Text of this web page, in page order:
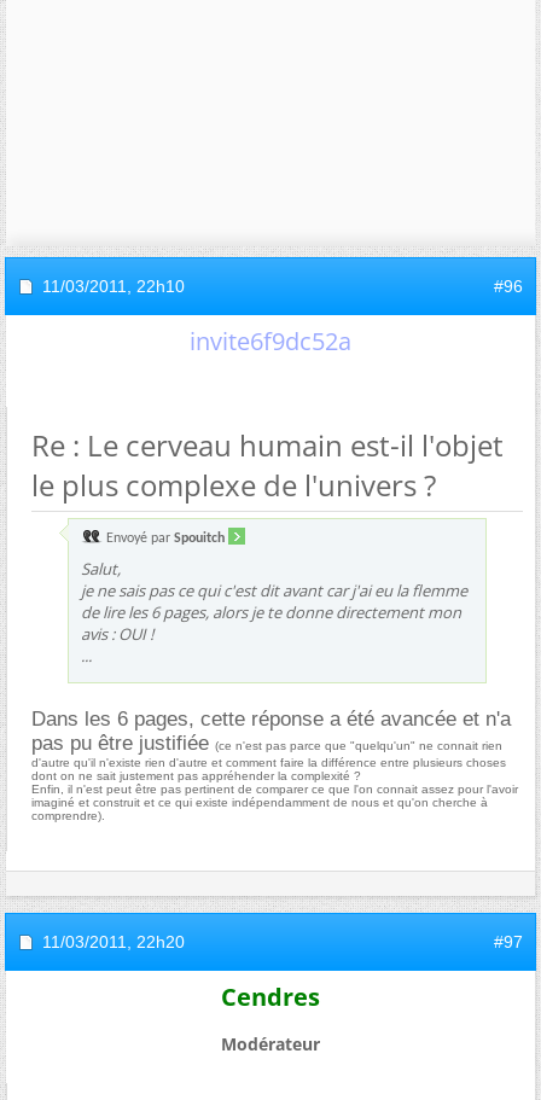
11/03/2011, 22h10 #96
invite6f9dc52a
Re : Le cerveau humain est-il l'objet
le plus complexe de l'univers ?
Envoyé par Spouitch
Salut,
je ne sais pas ce qui c'est dit avant car j'ai eu la flemme
de lire les 6 pages, alors je te donne directement mon
avis : OUI !
...
Dans les 6 pages, cette réponse a été avancée et n'a
pas pu être justifiée (ce n'est pas parce que "quelqu'un" ne connait rien
d'autre qu'il n'existe rien d'autre et comment faire la différence entre plusieurs choses
dont on ne sait justement pas appréhender la complexité ?
Enfin, il n'est peut être pas pertinent de comparer ce que l'on connait assez pour l'avoir
imaginé et construit et ce qui existe indépendamment de nous et qu'on cherche à
comprendre).
11/03/2011, 22h20 #97
Cendres
Modérateur